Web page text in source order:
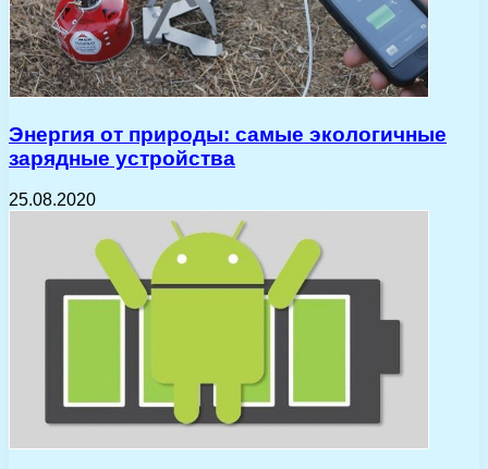
Энергия от природы: самые экологичные
зарядные устройства
25.08.2020